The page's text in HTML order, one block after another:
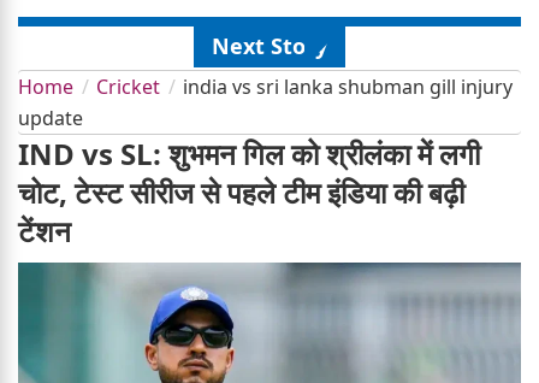
Next Story
Home Cricket
india vs sri lanka shubman gill injury
update
IND vs SL: शुभमन गिल को श्रीलंका में लगी
चोट, टेस्ट सीरीज से पहले टीम इंडिया की बढ़ी
टेंशन